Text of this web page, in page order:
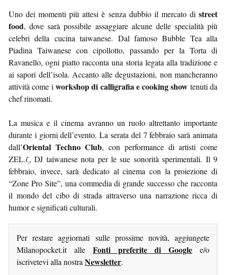
Uno dei momenti più attesi è senza dubbio il mercato di street
food, dove sarà possibile assaggiare alcune delle specialità più
celebri della cucina taiwanese. Dal famoso Bubble Tea alla
Piadina Taiwanese con cipollotto, passando per la Torta di
Ravanello, ogni piatto racconta una storia legata alla tradizione e
ai sapori dell’isola. Accanto alle degustazioni, non mancheranno
attività come i workshop di calligrafia e cooking show tenuti da
chef rinomati.
La musica e il cinema avranno un ruolo altrettanto importante
durante i giorni dell’evento. La serata del 7 febbraio sarà animata
dall’Oriental Techno Club, con performance di artisti come
ZEL.ζ, DJ taiwanese nota per le sue sonorità sperimentali. Il 9
febbraio, invece, sarà dedicato al cinema con la proiezione di
“Zone Pro Site”, una commedia di grande successo che racconta
il mondo del cibo di strada attraverso una narrazione ricca di
humor e significati culturali.
Per restare aggiornati sulle prossime novità, aggiungete
Milanopocket.it alle Fonti preferite di Google e/o
iscrivetevi alla nostra Newsletter.